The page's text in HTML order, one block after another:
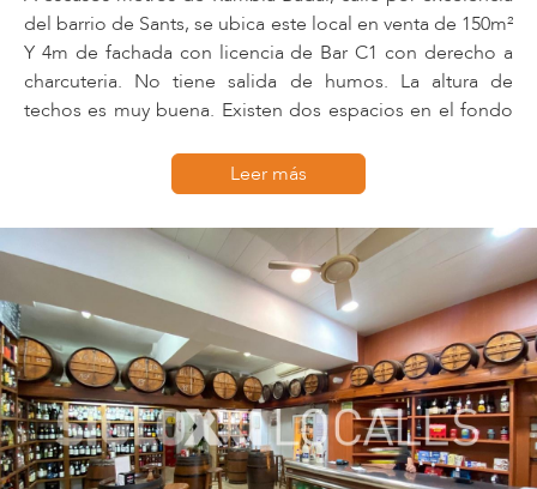
del barrio de Sants, se ubica este local en venta de 150m²
Y 4m de fachada con licencia de Bar C1 con derecho a
charcuteria. No tiene salida de humos. La altura de
techos es muy buena. Existen dos espacios en el fondo
Si puede estar interesado en este inmueble o quiere
conocer nuestra amplia cartera de productos, contacte
con Fincas Siglo XXI, somos una empresa líder en el
sector con una larga trayectoria. Nuestros consultores
encontrarán el inmueble que más se ajuste a sus
necesidades.
Ref.: 002.12468
Leer más